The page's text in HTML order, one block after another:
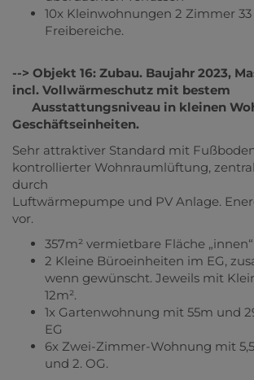
10x Kleinwohnungen 2 Zimmer
Freibereiche.
--> Objekt 16: Zubau. Baujahr 2023,
incl. Vollwärmeschutz mit bestem
Ausstattungsniveau in kleinen
Geschäftseinheiten.
Sehr attraktiver Standard mit
kontrollierter Wohnraumlüftung,
durch
Luftwärmepumpe und PV Anlage.
vor.
357m² vermietbare Fläche „innen“
2 Kleine Büroeinheiten im EG,
wenn gewünscht. Jeweils mit
12m².
1x Gartenwohnung mit 55m und
EG
6x Zwei-Zimmer-Wohnung mit
und 2. OG.